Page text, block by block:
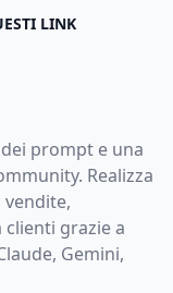
LINK
prompt e una
Realizza
grazie a
Gemini,